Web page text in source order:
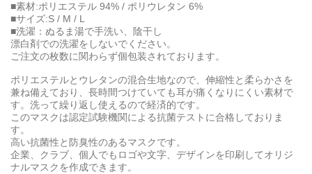
■素材:ポリエステル 94% / ポリウレタン 6%
■サイズ:S / M / L
■洗濯：ぬるま湯で手洗い、陰干し
漂白剤での洗濯をしないでください。
ご注文の枚数に関わらず個包装されております。
ポリエステルとウレタンの混合生地なので、伸縮性と柔らかさを
兼ね備えており、長時間つけていても耳が痛くなりにくい素材で
す。洗って繰り返し使えるので経済的です。
このマスクは認定試験機関による抗菌テストに合格しておりま
す。
高い抗菌性と防臭性のあるマスクです。
企業、クラブ、個人でもロゴや文字、デザインを印刷してオリジ
ナルマスクを作成できます。